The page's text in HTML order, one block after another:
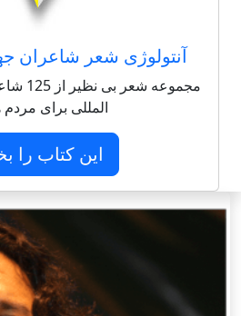
آنتولوژی شعر شاعران
المللی برای مردم
این کتاب را